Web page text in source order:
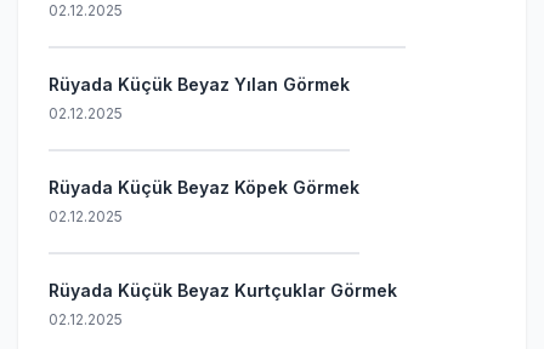
02.12.2025
Rüyada Küçük Beyaz Yılan Görmek
02.12.2025
Rüyada Küçük Beyaz Köpek Görmek
02.12.2025
Rüyada Küçük Beyaz Kurtçuklar Görmek
02.12.2025